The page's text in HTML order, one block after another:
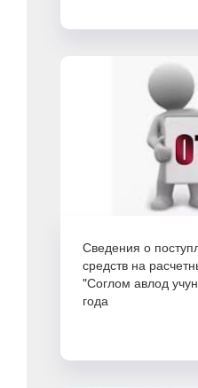
Сведения о
средств на
"Соглом авлод
года